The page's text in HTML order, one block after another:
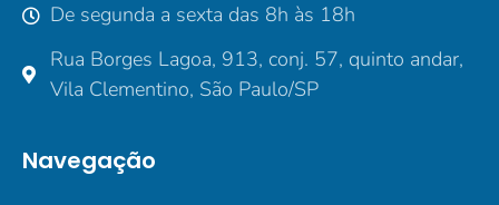
De segunda a sexta das 8h às 18h
Rua Borges Lagoa, 913, conj. 57, quinto andar,
Vila Clementino, São Paulo/SP
Navegação